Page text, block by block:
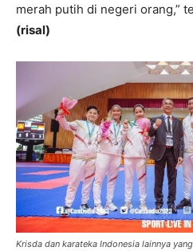
merah putih di negeri orang,”
(risal)
Krisda dan karateka Indonesia lainnya